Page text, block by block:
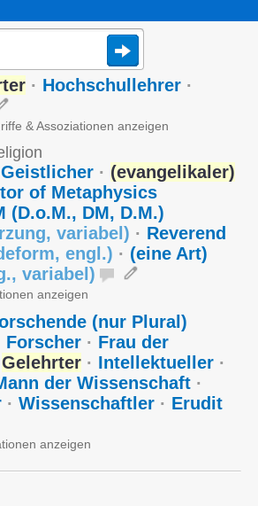
· Hochschullehrer ·
& Assoziationen anzeigen
· (evangelikaler)
of Metaphysics
(D.o.M., DM, D.M.)
, variabel ) · Reverend
, engl.) · (eine Art)
, variabel )
anzeigen
(nur Plural)
Forscher · Frau der
Gelehrter · Intellektueller ·
der Wissenschaft ·
· Wissenschaftler · Erudit
anzeigen